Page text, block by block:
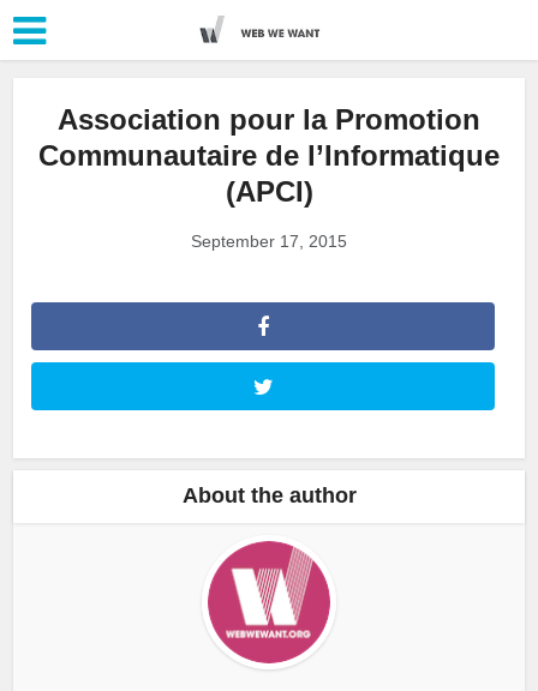
Association pour la Promotion
Communautaire de l’Informatique
(APCI)
September 17, 2015
About the author